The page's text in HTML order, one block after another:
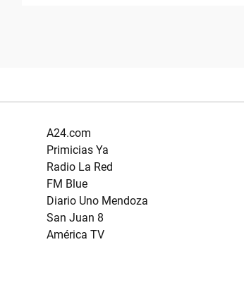
A24.com
Primicias Ya
Radio La Red
FM Blue
Diario Uno Mendoza
San Juan 8
América TV